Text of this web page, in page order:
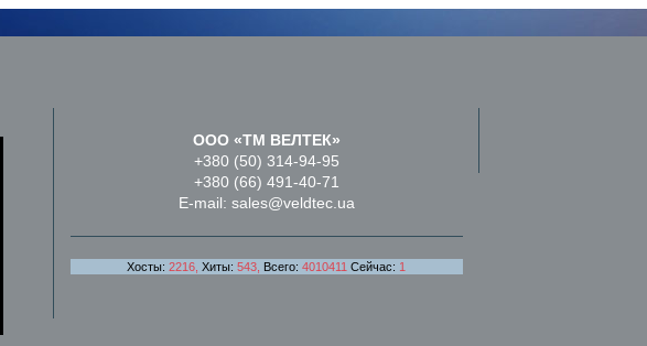
ООО «ТМ ВЕЛТЕК»
+380 (50) 314-94-95
+380 (66) 491-40-71
E-mail: sales@veldtec.ua
Хосты:2216,Хиты:543, Всего:4010411 Сейчас: 1